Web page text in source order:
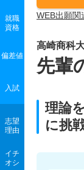
WEB出願関
就職
資格
偏差値
入試
志望
理由
イチ
オシ
高崎商科
先輩
理論
に挑